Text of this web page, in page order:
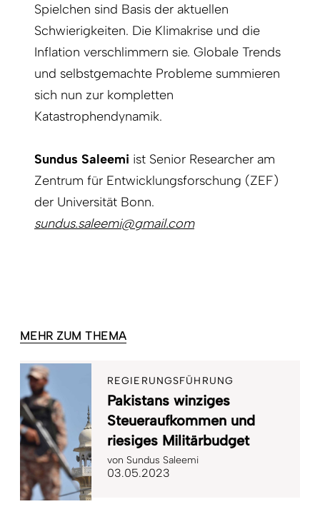
Spielchen sind Basis der aktuellen
Schwierigkeiten. Die Klimakrise und die
Inflation verschlimmern sie. Globale Trends
und selbstgemachte Probleme summieren
sich nun zur kompletten
Katastrophendynamik.
Sundus Saleemi ist Senior Researcher am
Zentrum für Entwicklungs­forschung (ZEF)
der Universität Bonn.
sundus.saleemi@gmail.com
MEHR ZUM THEMA
REGIERUNGSFÜHRUNG
Pakistans winziges
Steueraufkommen und
riesiges Militärbudget
von Sundus Saleemi
03.05.2023